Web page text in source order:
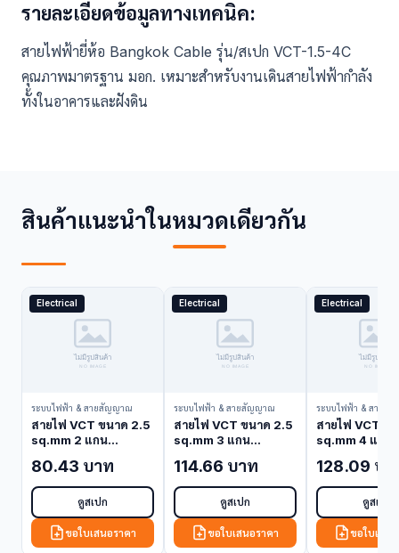
รายละเอียดข้อมูลทางเทคนิค:
สายไฟฟ้ายี่ห้อ Bangkok Cable รุ่น/สเปก VCT-1.5-4C
คุณภาพมาตรฐาน มอก. เหมาะสำหรับงานเดินสายไฟฟ้ากำลัง
ทั้งในอาคารและฝังดิน
สินค้าแนะนำในหมวดเดียวกัน
Electrical
ระบบไฟฟ้า & สายสัญญาณ
สายไฟ VCT ขนาด 2.5
sq.mm 2 แกน
VCT-2.5-2C (VCT
Cable)
80.43 บาท
ดูสเปก
ขอใบเสนอราคา
Electrical
ระบบไฟฟ้า & สายสัญญาณ
สายไฟ VCT ขนาด 2.5
sq.mm 3 แกน
VCT-2.5-3C (VCT
Cable)
114.66 บาท
ดูสเปก
ขอใบเสนอราคา
Electrical
ระบบไฟฟ้า & สายสั
สายไฟ VCT ข
sq.mm 4 แกน
VCT-2.5-4C
Cable)
128.09 บา
ดูสเปก
ขอใบเสน